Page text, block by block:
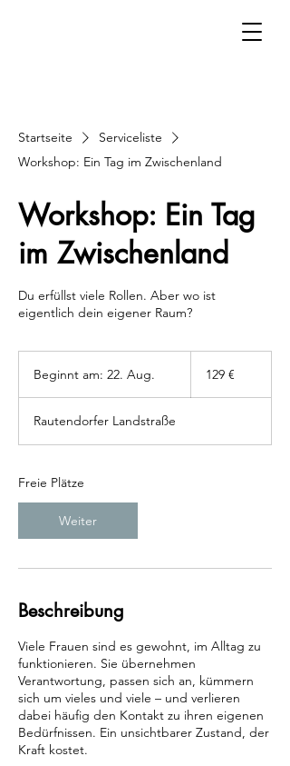
Startseite
Serviceliste
Workshop: Ein Tag im Zwischenland
Workshop: Ein Tag
im Zwischenland
Du erfüllst viele Rollen. Aber wo ist
eigentlich dein eigener Raum?
Beginnt am: 22. Aug.
i
n
2
.
129 €
Rautendorfer Landstraße
Freie Plätze
Weiter
Beschreibung
Viele Frauen sind es gewohnt, im Alltag zu
funktionieren. Sie übernehmen
Verantwortung, passen sich an, kümmern
sich um vieles und viele – und verlieren
dabei häufig den Kontakt zu ihren eigenen
Bedürfnissen. Ein unsichtbarer Zustand, der
Kraft kostet.